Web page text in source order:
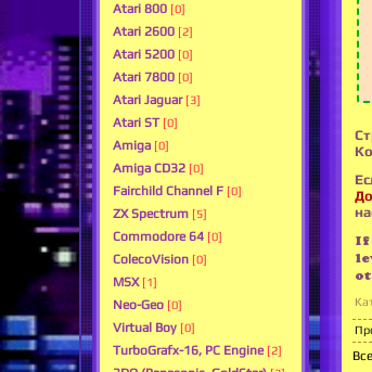
Atari 800 [0]
Atari 2600 [2]
Atari 5200 [0]
Atari 7800 [0]
Atari Jaguar [3]
Atari ST [0]
Amiga [0]
Amiga CD32 [0]
Fairchild Channel F [0]
ZX Spectrum [5]
Commodore 64 [0]
ColecoVision [0]
MSX [1]
Neo-Geo [0]
Virtual Boy [0]
TurboGrafx-16, PC Engine [2]
If